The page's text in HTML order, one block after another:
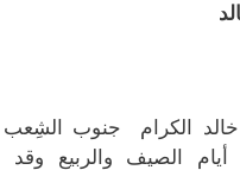
الكرام جنوب الشِعب
أيام الصيف والربيع